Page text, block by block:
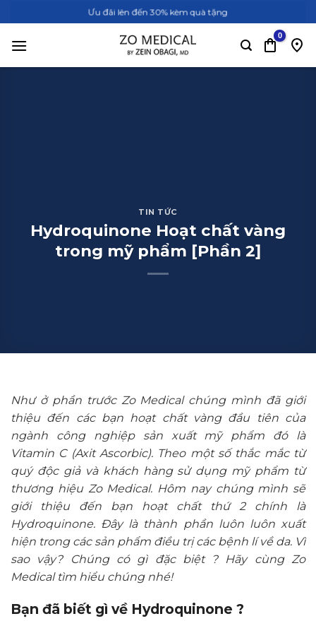
qua
nội
Ưu đãi lên đến 30% kèm quà tặng
TIN TỨC
Hydroquinone Hoạt chất vàng
trong mỹ phẩm [Phần 2]
Như ở phần trước Zo Medical chúng mình đã giới
thiệu đến các bạn hoạt chất vàng đầu tiên của
ngành công nghiệp sản xuất mỹ phẩm đó là
Vitamin C (Axit Ascorbic). Theo một số thắc mắc từ
quý độc giả và khách hàng sử dụng mỹ phẩm từ
thương hiệu Zo Medical. Hôm nay chúng mình sẽ
giới thiệu đến bạn hoạt chất thứ 2 chính là
Hydroquinone. Đây là thành phần luôn luôn xuất
hiện trong các sản phẩm điều trị các bệnh lí về da. Vì
sao vậy? Chúng có gì đặc biệt ? Hãy cùng Zo
Medical tìm hiểu chúng nhé!
Bạn đã biết gì về Hydroquinone ?